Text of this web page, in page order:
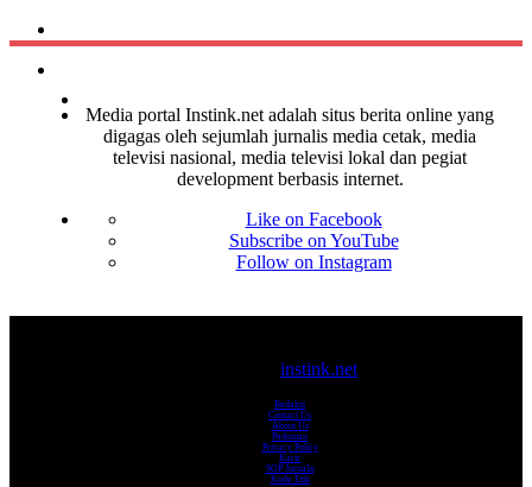
Media portal Instink.net adalah situs berita online yang
digagas oleh sejumlah jurnalis media cetak, media
televisi nasional, media televisi lokal dan pegiat
development berbasis internet.
Like on Facebook
Subscribe on YouTube
Follow on Instagram
instink.net
Redaksi
Contact Us
About Us
Pedoman
Privacy Policy
Karir
SOP Jurnalis
Kode Etik